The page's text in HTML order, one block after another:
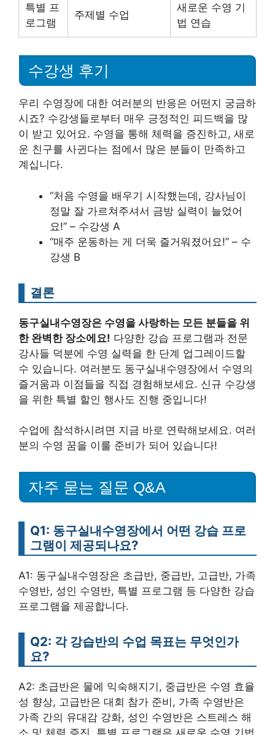
특별 프
로그램
주제별 수업
새로운 수영 기
법 연습
수강생 후기
우리 수영장에 대한 여러분의 반응은 어떤지 궁금하
시죠? 수강생들로부터 매우 긍정적인 피드백을 많
이 받고 있어요. 수영을 통해 체력을 증진하고, 새로
운 친구를 사귄다는 점에서 많은 분들이 만족하고
계십니다.
“처음 수영을 배우기 시작했는데, 강사님이
정말 잘 가르쳐주셔서 금방 실력이 늘었어
요!” – 수강생 A
“매주 운동하는 게 더욱 즐거워졌어요!” – 수
강생 B
결론
동구실내수영장은 수영을 사랑하는 모든 분들을 위
한 완벽한 장소에요! 다양한 강습 프로그램과 전문
강사들 덕분에 수영 실력을 한 단계 업그레이드할
수 있습니다. 여러분도 동구실내수영장에서 수영의
즐거움과 이점들을 직접 경험해보세요. 신규 수강생
을 위한 특별 할인 행사도 진행 중입니다!
수업에 참석하시려면 지금 바로 연락해보세요. 여러
분의 수영 꿈을 이룰 준비가 되어 있습니다!
자주 묻는 질문 Q&A
Q1: 동구실내수영장에서 어떤 강습 프로
그램이 제공되나요?
A1: 동구실내수영장은 초급반, 중급반, 고급반, 가족
수영반, 성인 수영반, 특별 프로그램 등 다양한 강습
프로그램을 제공합니다.
Q2: 각 강습반의 수업 목표는 무엇인가
요?
A2: 초급반은 물에 익숙해지기, 중급반은 수영 효율
성 향상, 고급반은 대회 참가 준비, 가족 수영반은
가족 간의 유대감 강화, 성인 수영반은 스트레스 해
소 및 체력 증진, 특별 프로그램은 새로운 수영 기법